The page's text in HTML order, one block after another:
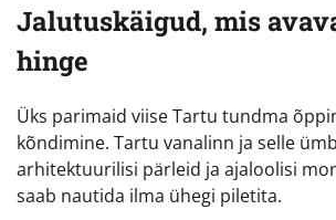
Jalutuskäigud, mis
hinge
Üks parimaid viise Tartu tundma
kõndimine. Tartu vanalinn ja selle
arhitektuurilisi pärleid ja ajaloolisi
saab nautida ilma ühegi piletita.